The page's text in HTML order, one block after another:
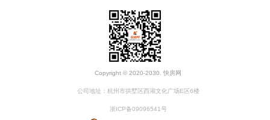
Copyright © 2020-2030. 快房网
公司地址：杭州市拱墅区西湖文化广场E区6楼
浙ICP备09096541号